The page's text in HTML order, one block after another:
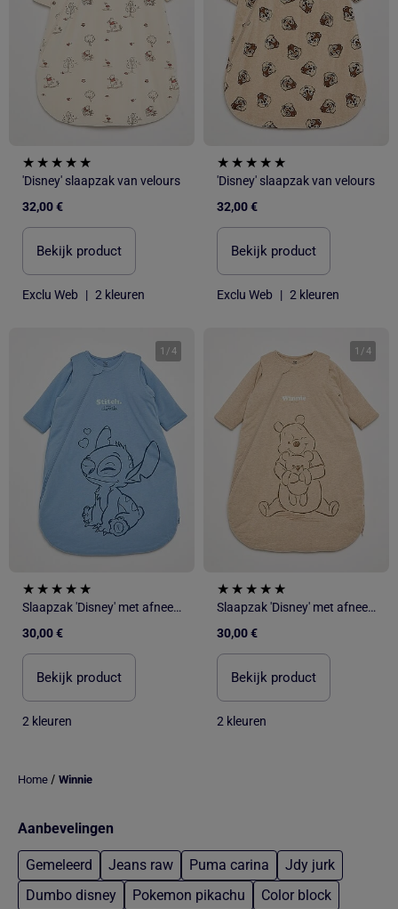
'Disney' slaapzak van velours
32,00 €
Bekijk product
Exclu Web | 2 kleuren
'Disney' slaapzak van velours
32,00 €
Bekijk product
Exclu Web | 2 kleuren
1 /4
Slaapzak 'Disney' met afneembare mouwen
30,00 €
Bekijk product
2 kleuren
1 /4
Slaapzak 'Disney' met afneembare mouwen
30,00 €
Bekijk product
2 kleuren
Home / Winnie
Aanbevelingen
Gemeleerd Jeans raw Puma carina
Jdy jurk
Dumbo disney
Pokemon pikachu
Color block